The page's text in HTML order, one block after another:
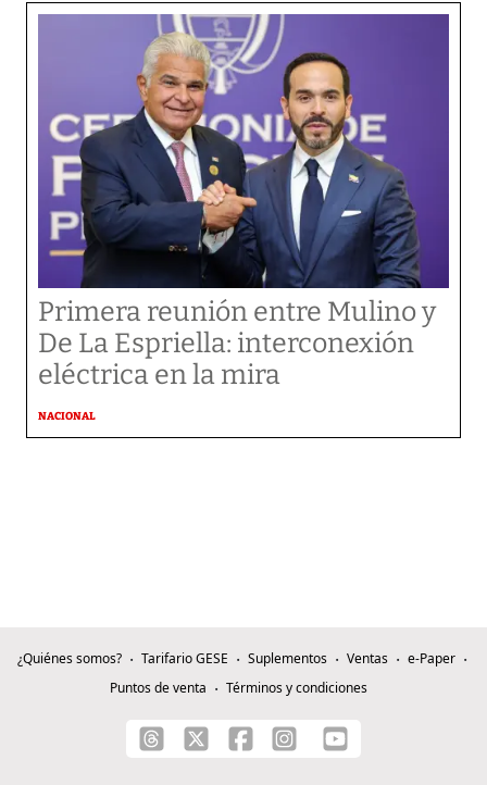
Primera reunión entre Mulino y
De La Espriella: interconexión
eléctrica en la mira
NACIONAL
¿Quiénes somos? Tarifario GESE Suplementos Ventas
e-Paper
Puntos de venta
Términos y condiciones